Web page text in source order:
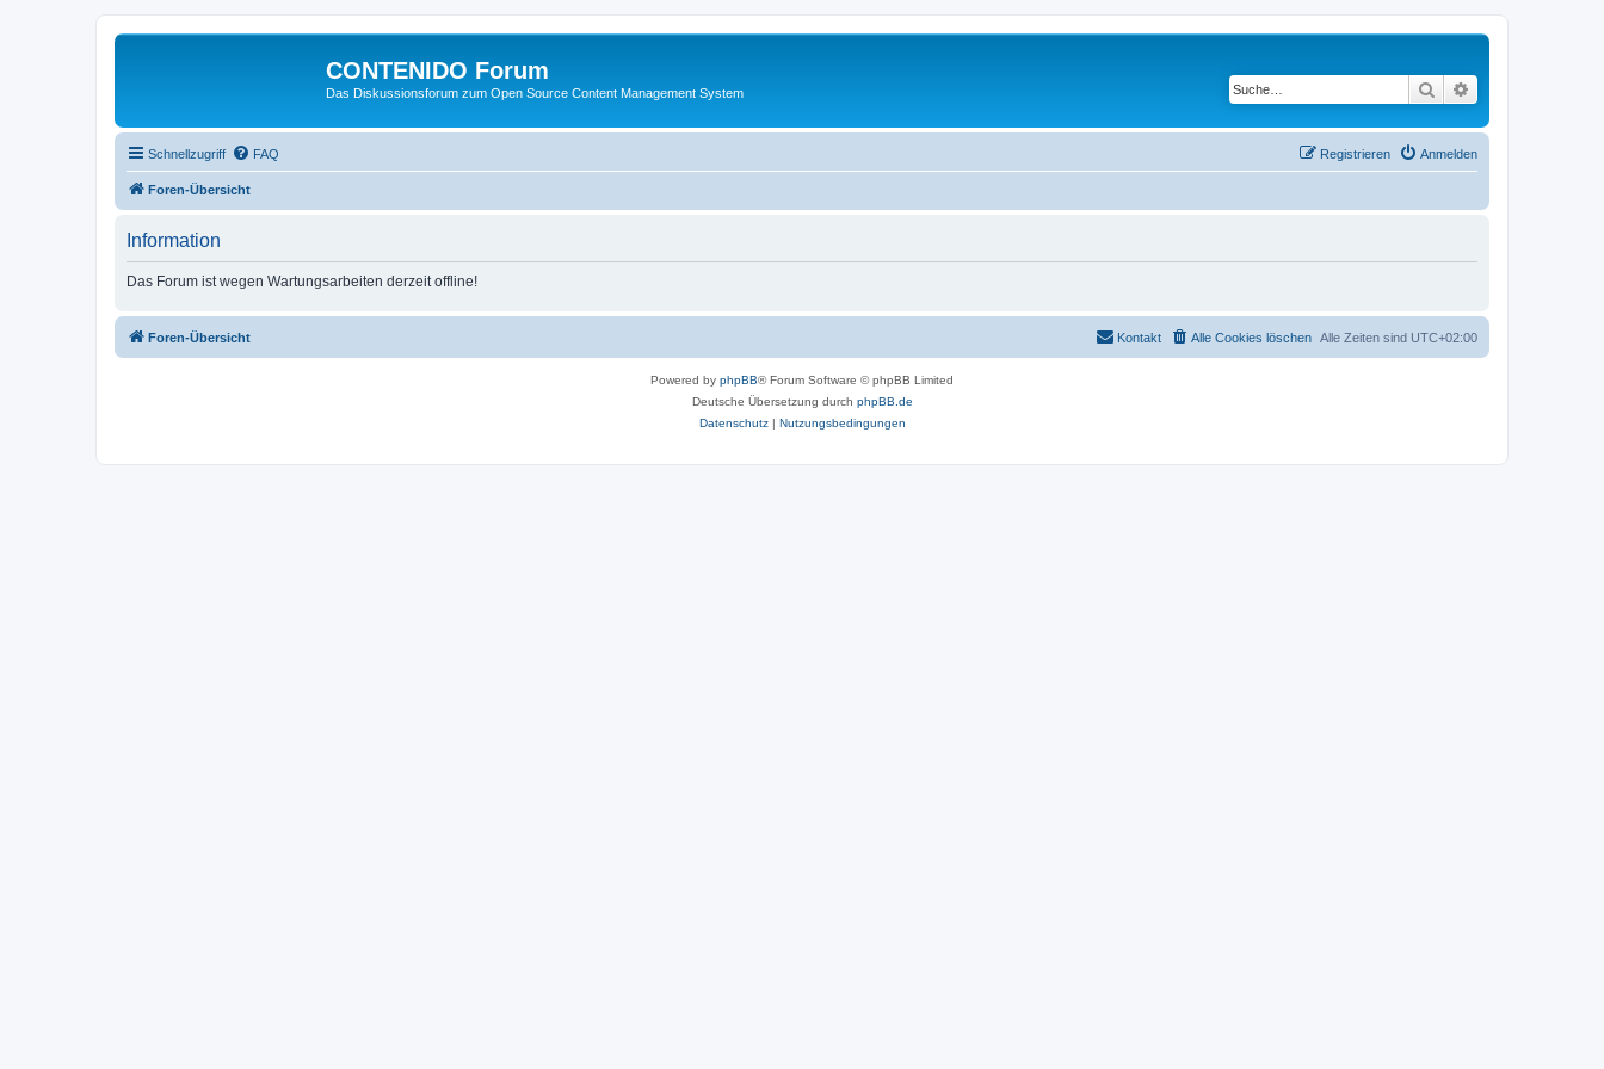
CONTENIDO Forum
Das Diskussionsforum zum Open Source Content Management System Suche
Schnellzugriff FAQ Anmelden
Registrieren
Foren-Übersicht
Information
Das Forum ist wegen Wartungsarbeiten derzeit offline!
Foren-Übersicht Alle Zeiten sind UTC+02:00
Alle Cookies löschen
Kontakt
Powered by phpBB® Forum Software © phpBB Limited
Deutsche Übersetzung durch phpBB.de
Datenschutz| Nutzungsbedingungen